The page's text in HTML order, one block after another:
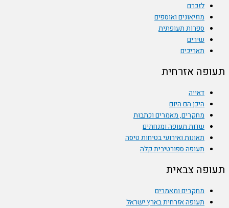
לזכרם
מוזיאונים ואוספים
ספרות תעופתית
שירים
תאריכים
אזרחית
דאייה
היכן הם היום
מחקרים, מאמרים וכתבות
שדות תעופה ומנחתים
תאונות ואירועי בטיחות טיסה
תעופה ספורטיבית קלה
צבאית
מחקרים ומאמרים
תעופה אזרחית בארץ ישראל